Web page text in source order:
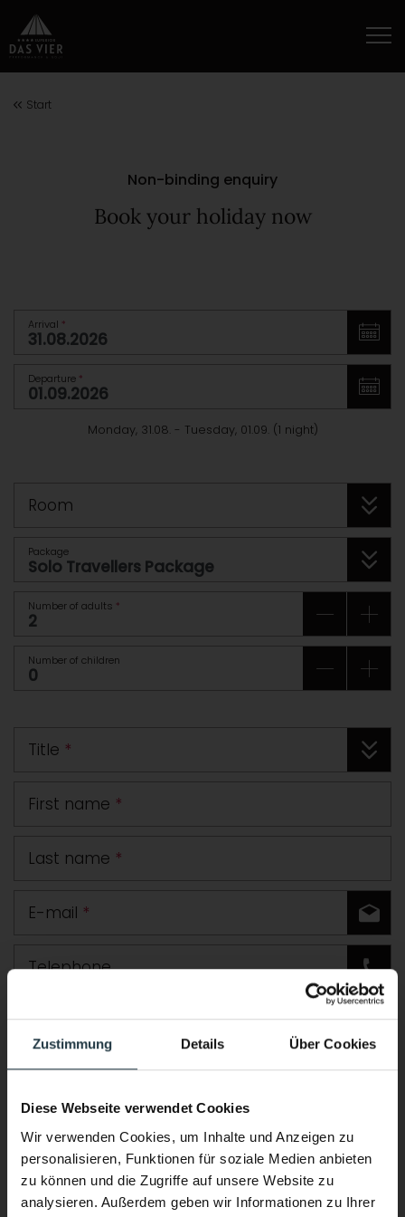
Zustimmung Details Über Cookies
Diese Webseite verwendet Cookies
Wir verwenden Cookies, um Inhalte und Anzeigen zu
personalisieren, Funktionen für soziale Medien anbieten
zu können und die Zugriffe auf unsere Website zu
analysieren. Außerdem geben wir Informationen zu Ihrer
Start
Non-binding enquiry
Book your holiday now
Arrival *
Departure *
Monday, 31.08. - Tuesday, 01.09. (1 night)
Room
Package
Number of adults *
Number of children
Title *
First name *
Last name *
E-mail *
Telephone
Road
Postcode Town
Country
Comment